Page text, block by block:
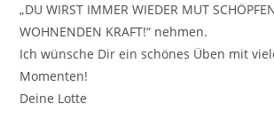
„DU WIRST IMMER WIEDER MUT
WOHNENDEN KRAFT!“ nehmen.
Ich wünsche Dir ein schönes Üben mit
Momenten!
Deine Lotte